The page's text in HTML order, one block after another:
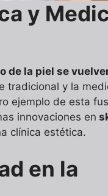
y
de la piel se
tradicional y la
ejemplo de esta
innovaciones en
clínica estética.
en la